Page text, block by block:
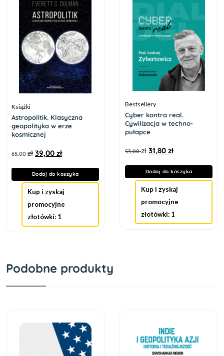
Książki
Astropolitik. Klasyczna
geopolityka w erze
kosmicznej
65,00zł 39,00 zł
Dodaj do koszyka
Kup i zyskaj
promocyjne
złotówki: 1
Bestsellery
Cyber kontra real.
Cywilizacja w techno-
pułapce
53,00zł 31,80 zł
Dodaj do koszyka
Kup i zyskaj
promocyjne
złotówki: 1
Podobne produkty